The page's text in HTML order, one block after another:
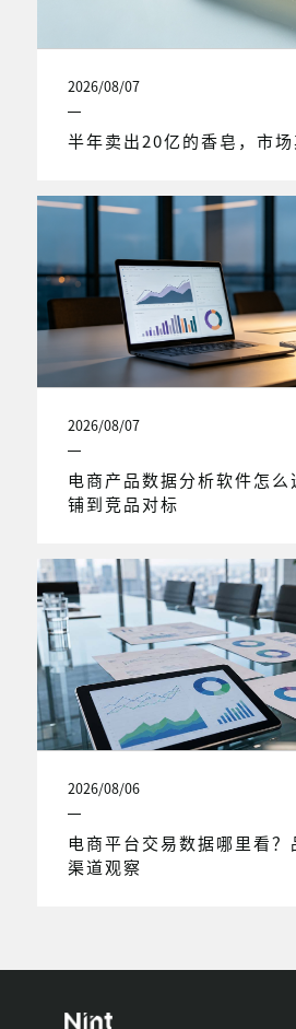
2026/08/07
半年卖出20亿的香皂，市
2026/08/07
电商产品数据分析软件怎
铺到竞品对标
2026/08/06
电商平台交易数据哪里看？
渠道观察